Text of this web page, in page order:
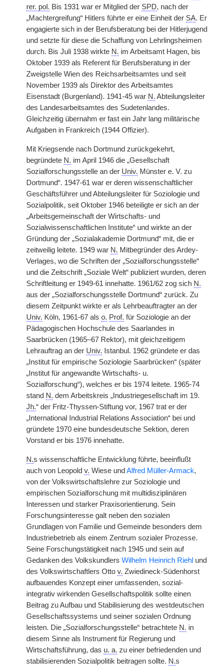
rer. pol. Bis 1931 war er Mitglied der SPD, nach der
„Machtergreifung“ Hitlers führte er eine Einheit der SA. Er
engagierte sich in der Berufsberatung bei der Hitlerjugend
und setzte für diese die Schaffung von Lehrlingsheimen
durch. Bis Juli 1938 wirkte N. im Arbeitsamt Hagen, bis
Oktober 1939 als Referent für Berufsberatung in der
Zweigstelle Wien des Reichsarbeitsamtes und seit
November 1939 als Direktor des Arbeitsamtes
Eisenstadt (Burgenland). 1941-45 war N. Abteilungsleiter
des Landesarbeitsamtes des Sudetenlandes.
Gleichzeitig übernahm er fast ein Jahr lang militärische
Aufgaben in Frankreich (1944 Offizier).
Mit Kriegsende nach Dortmund zurückgekehrt,
begründete N. im April 1946 die „Gesellschaft
Sozialforschungsstelle an der Univ. Münster e. V. zu
Dortmund“. 1947-61 war er deren wissenschaftlicher
Geschäftsführer und Abteilungsleiter für Soziologie und
Sozialpolitik, seit Oktober 1946 beteiligte er sich an der
„Arbeitsgemeinschaft der Wirtschafts- und
Sozialwissenschaftlichen Institute“ und wirkte an der
Gründung der „Sozialakademie Dortmund“ mit, die er
zeitweilig leitete. 1949 war N. Mitbegründer des Ardey-
Verlages, wo die Schriften der „Sozialforschungsstelle“
und die Zeitschrift „Soziale Welt“ publiziert wurden, deren
Schriftleitung er 1949-61 innehatte. 1961/62 zog sich N.
aus der „Sozialforschungsstelle Dortmund“ zurück. Zu
diesem Zeitpunkt wirkte er als Lehrbeauftragter an der
Univ. Köln, 1961-67 als o. Prof. für Soziologie an der
Pädagogischen Hochschule des Saarlandes in
Saarbrücken (1965–67 Rektor), mit gleichzeitigem
Lehrauftrag an der Univ. Istanbul. 1962 gründete er das
„Institut für empirische Soziologie Saarbrücken“ (später
„Institut für angewandte Wirtschafts- u.
Sozialforschung“), welches er bis 1974 leitete. 1965-74
stand N. dem Arbeitskreis „Industriegesellschaft im 19.
Jh.“ der Fritz-Thyssen-Stiftung vor, 1967 trat er der
„International Industrial Relations Association“ bei und
gründete 1970 eine bundesdeutsche Sektion, deren
Vorstand er bis 1976 innehatte.
N.s wissenschaftliche Entwicklung führte, beeinflußt
auch von Leopold v. Wiese und Alfred Müller-Armack,
von der Volkswirtschaftslehre zur Soziologie und
empirischen Sozialforschung mit multidisziplinären
Interessen und starker Praxisorientierung. Sein
Forschungsinteresse galt neben den sozialen
Grundlagen von Familie und Gemeinde besonders dem
Industriebetrieb als einem Zentrum sozialer Prozesse.
Seine Forschungstätigkeit nach 1945 und sein auf
Gedanken des Volkskundlers Wilhelm Heinrich Riehl und
des Volkswirtschaftlers Otto v. Zwiedineck-Südenhorst
aufbauendes Konzept einer umfassenden, sozial-
integrativ wirkenden Gesellschaftspolitik sollte einen
Beitrag zu Aufbau und Stabilisierung des westdeutschen
Gesellschaftssystems und seiner sozialen Ordnung
leisten. Die „Sozialforschungsstelle“ betrachtete N. in
diesem Sinne als Instrument für Regierung und
Wirtschaftsführung, das u. a. zu einer befriedenden und
stabilisierenden Sozialpolitik beitragen sollte. N.s